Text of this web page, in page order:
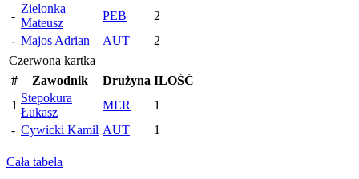
-
Zielonka
Mateusz
PEB
2
- Majos Adrian AUT
2
Czerwona kartka
#
Zawodnik Drużyna ILOŚĆ
1
Stepokura
Łukasz
MER
1
- Cywicki Kamil AUT 1
Cała tabela